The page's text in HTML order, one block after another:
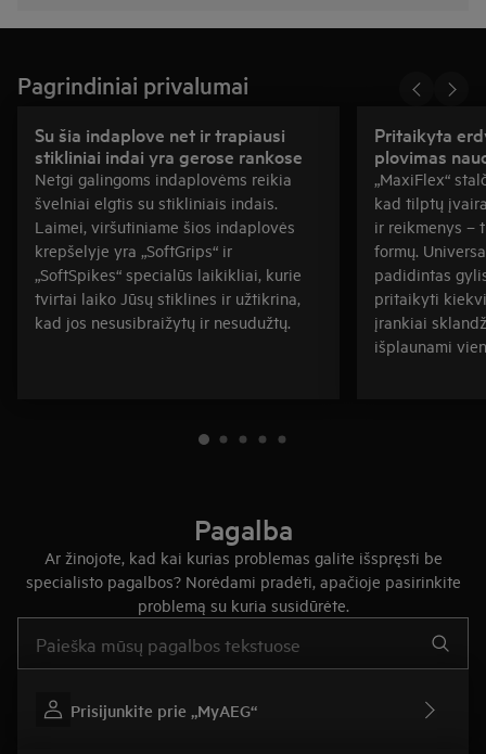
Pagrindiniai privalumai
Su šia indaplove net ir trapiausi
stikliniai indai yra gerose rankose
Netgi galingoms indaplovėms reikia
švelniai elgtis su stikliniais indais.
Laimei, viršutiniame šios indaplovės
krepšelyje yra „SoftGrips“ ir
„SoftSpikes“ specialūs laikikliai, kurie
tvirtai laiko Jūsų stiklines ir užtikrina,
kad jos nesusibraižytų ir nesudužtų.
Pritaikyta
plovimas
„MaxiFlex“
kad tilptų
ir reikmenys –
formų.
padidintas
pritaikyti
įrankiai
išplaunami
Pagalba
Ar žinojote, kad kai kurias problemas galite išspręsti be
specialisto pagalbos? Norėdami pradėti, apačioje pasirinkite
problemą su kuria susidūrėte.
Prisijunkite prie „MyAEG“